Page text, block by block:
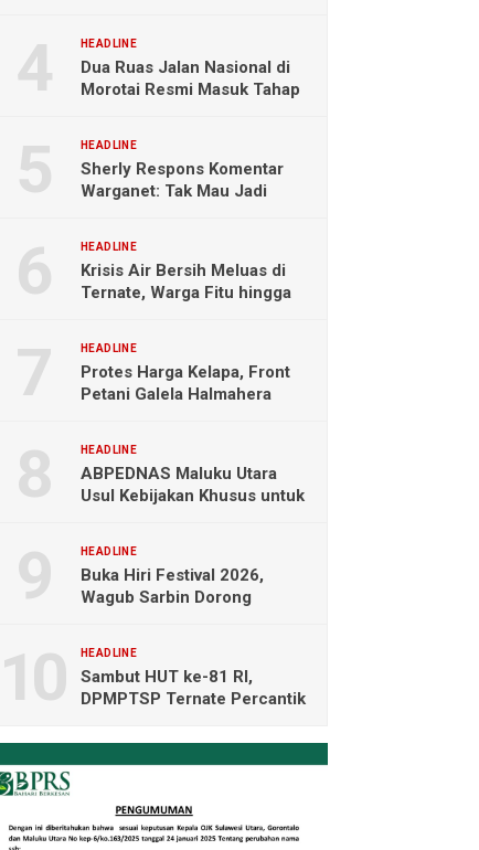
HEADLINE
Dua Ruas Jalan Nasional di
Morotai Resmi Masuk Tahap
HEADLINE
Sherly Respons Komentar
Warganet: Tak Mau Jadi
HEADLINE
Krisis Air Bersih Meluas di
Ternate, Warga Fitu hingga
HEADLINE
Protes Harga Kelapa, Front
Petani Galela Halmahera
HEADLINE
ABPEDNAS Maluku Utara
Usul Kebijakan Khusus untuk
HEADLINE
Buka Hiri Festival 2026,
Wagub Sarbin Dorong
HEADLINE
Sambut HUT ke-81 RI,
DPMPTSP Ternate Percantik
Merah Putih